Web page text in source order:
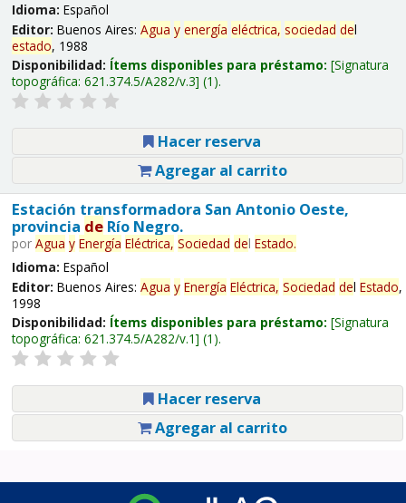
Idioma: Español
Editor: Buenos Aires: Agua y energía eléctrica, sociedad del
estado, 1988
Disponibilidad: Ítems disponibles para préstamo: Signatura
topográfica: 621.374.5/A282/v.3 (1).
Hacer reserva
Agregar al carrito
Estación transformadora San Antonio Oeste,
provincia deRío Negro.
por Agua y Energía Eléctrica, Sociedad del Estado.
Idioma: Español
Editor: Buenos Aires: Agua y Energía Eléctrica, Sociedad del Estado,
1998
Disponibilidad: Ítems disponibles para préstamo: Signatura
topográfica: 621.374.5/A282/v.1 (1).
Hacer reserva
Agregar al carrito